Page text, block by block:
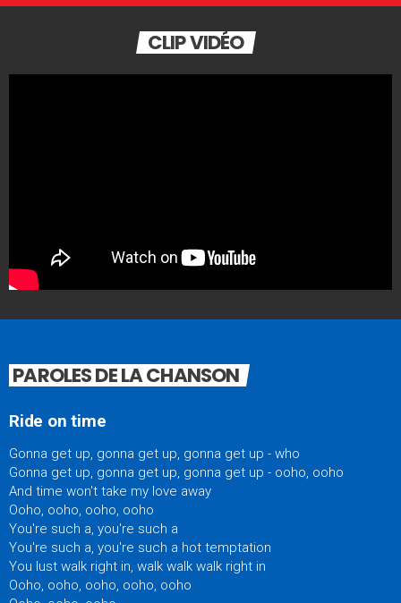
CLIP VIDÉO
PAROLES DE LA CHANSON
Ride on time
Gonna get up, gonna get up, gonna get up - who
Gonna get up, gonna get up, gonna get up - ooho, ooho
And time won't take my love away
Ooho, ooho, ooho, ooho
You're such a, you're such a
You're such a, you're such a hot temptation
You lust walk right in, walk walk walk right in
Ooho, ooho, ooho, ooho, ooho